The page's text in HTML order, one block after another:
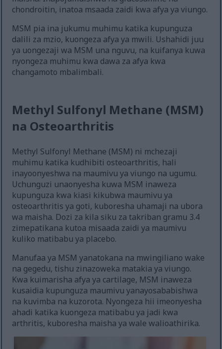
chondroitin, inatoa msaada zaidi kwa afya ya viungo.
MSM pia ina jukumu muhimu katika kupunguza
dalili za mzio, kuongeza afya ya mwili. Ushahidi juu
ya uongezaji wa MSM una nguvu, na kuifanya kuwa
nyongeza muhimu kwa dawa za afya kwa
changamoto mbalimbali.
Methyl Sulfonyl Methane (MSM)
na Osteoarthritis
Methyl Sulfonyl Methane (MSM) ni mchezaji
muhimu katika kudhibiti osteoarthritis, hali
inayoonyeshwa na maumivu ya viungo na ugumu.
Uchunguzi unaonyesha kuwa MSM inaweza
kupunguza kwa kiasi kikubwa maumivu ya
osteoarthritis ya goti, kuboresha uhamaji na ubora
wa maisha. Dozi za kila siku za takriban gramu 3.4
zimepatikana kutoa misaada zaidi ya maumivu
kuliko matibabu ya placebo.
Manufaa ya MSM yanatokana na mwingiliano wake
na gegedu, tishu zinazoweka matakia ya viungo.
Kwa kuimarisha afya ya cartilage, MSM inaweza
kusaidia kupunguza maumivu yanayosababishwa
na kuvimba na kuzorota. Nyongeza hii imeonyesha
ahadi katika kuongeza matibabu ya jadi kwa
arthritis, kuboresha maisha ya wale walioathirika.